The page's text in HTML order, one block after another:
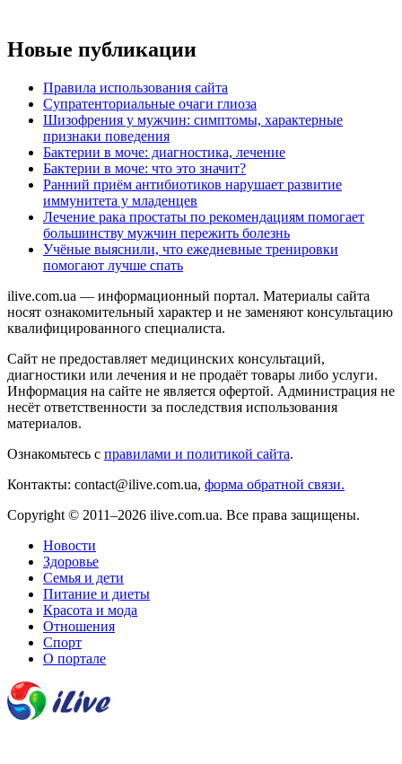
Новые публикации
Правила использования сайта
Супратенториальные очаги глиоза
Шизофрения у мужчин: симптомы, характерные
признаки поведения
Бактерии в моче: диагностика, лечение
Бактерии в моче: что это значит?
Ранний приём антибиотиков нарушает развитие
иммунитета у младенцев
Лечение рака простаты по рекомендациям помогает
большинству мужчин пережить болезнь
Учёные выяснили, что ежедневные тренировки
помогают лучше спать
ilive.com.ua — информационный портал. Материалы сайта
носят ознакомительный характер и не заменяют консультацию
квалифицированного специалиста.
Сайт не предоставляет медицинских консультаций,
диагностики или лечения и не продаёт товары либо услуги.
Информация на сайте не является офертой. Администрация не
несёт ответственности за последствия использования
материалов.
Ознакомьтесь с правилами и политикой сайта.
Контакты: contact@ilive.com.ua, форма обратной связи.
Copyright © 2011–2026 ilive.com.ua. Все права защищены.
Новости
Здоровье
Семья и дети
Питание и диеты
Красота и мода
Отношения
Спорт
О портале